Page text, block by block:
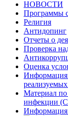
НОВОСТИ
Программы
Религия
Антидопинг
Отчеты о
Проверка
Оценка
Информация
Материал
инфекции
Информация